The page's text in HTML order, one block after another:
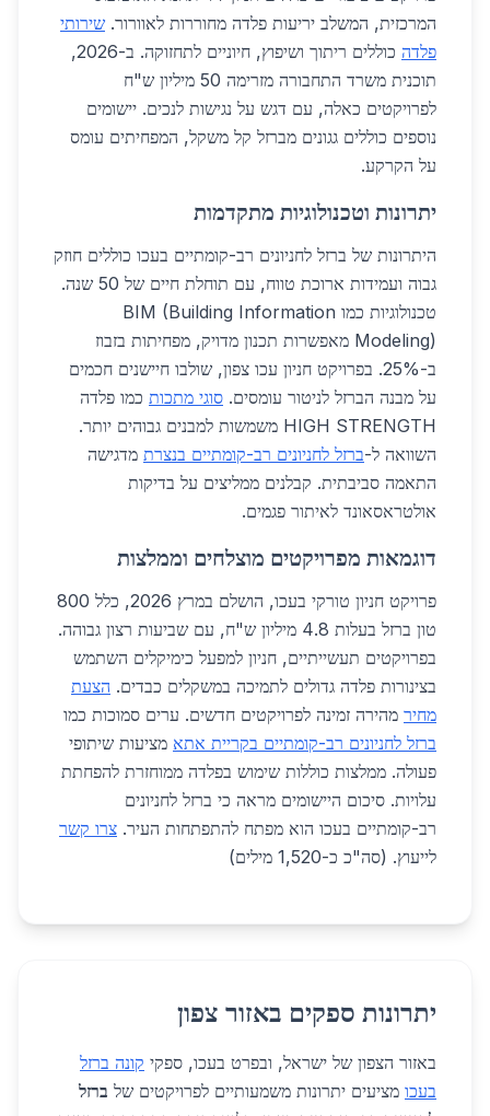
המרכזית, המשלב יריעות פלדה מחוררות לאוורור. שירותי
פלדה
כוללים ריתוך ושיפוץ, חיוניים לתחזוקה. ב-2026,
תוכנית משרד התחבורה מזרימה 50 מיליון ש"ח
לפרויקטים כאלה, עם דגש על נגישות לנכים. יישומים
נוספים כוללים גגונים מברזל קל משקל, המפחיתים עומס
על הקרקע.
יתרונות וטכנולוגיות מתקדמות
היתרונות של ברזל לחניונים רב-קומתיים בעכו כוללים חוזק
גבוה ועמידות ארוכת טווח, עם תוחלת חיים של 50 שנה.
טכנולוגיות כמו BIM (Building Information
Modeling) מאפשרות תכנון מדויק, מפחיתות בזבוז
ב-25%. בפרויקט חניון עכו צפון, שולבו חיישנים חכמים
על מבנה הברזל לניטור עומסים. סוגי מתכות כמו פלדה
HIGH STRENGTH משמשות למבנים גבוהים יותר.
השוואה ל-ברזל לחניונים רב-קומתיים בנצרת מדגישה
התאמה סביבתית. קבלנים ממליצים על בדיקות
אולטראסאונד לאיתור פגמים.
דוגמאות מפרויקטים מוצלחים וממלצות
פרויקט חניון טורקי בעכו, הושלם במרץ 2026, כלל 800
טון ברזל בעלות 4.8 מיליון ש"ח, עם שביעות רצון גבוהה.
בפרויקטים תעשייתיים, חניון למפעל כימיקלים השתמש
בצינורות פלדה גדולים לתמיכה במשקלים כבדים. הצעת
מחיר מהירה זמינה לפרויקטים חדשים. ערים סמוכות כמו
ברזל לחניונים רב-קומתיים בקריית אתא מציעות שיתופי
פעולה. ממלצות כוללות שימוש בפלדה ממוחזרת להפחתת
עלויות. סיכום היישומים מראה כי ברזל לחניונים
רב-קומתיים בעכו הוא מפתח להתפתחות העיר. צרו קשר
לייעוץ. (סה"כ כ-1,520 מילים)
יתרונות ספקים באזור צפון
באזור הצפון של ישראל, ובפרט בעכו, ספקי קונה ברזל
בעכו מציעים יתרונות משמעותיים לפרויקטים של ברזל